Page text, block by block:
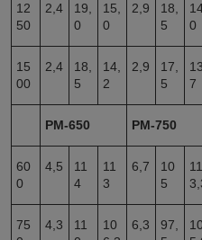
12
50
2,4
19,
0
15,
0
2,9
18,
5
0
15
00
2,4
18,
5
14,
2
2,9
17,
5
13,
7
РМ-650 РМ-750
60
0
4,5
11
4
11
3
6,7
10
5
11
75
4,3
11
10
6,3
97,
10